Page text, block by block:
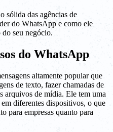
sólida das agências de
do WhatsApp e como ele
seu negócio.
do WhatsApp
altamente popular que
de texto, fazer chamadas de
arquivos de mídia. Ele tem uma
diferentes dispositivos, o que
para empresas quanto para